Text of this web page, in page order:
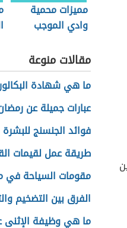
مميزات محمية
وادي الموجب
مقالات منوعة
ما هي شهادة
عبارات جميلة عن
فوائد الجنسنج للبشرة
طريقة عمل لقيمات
مقومات السياحة في
الفرق بين التضخيم
ما هي وظيفة